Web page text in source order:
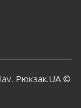
. Рюкзак.UA ©